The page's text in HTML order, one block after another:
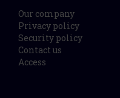
Our company
Privacy policy
Security policy
Contact us
Access